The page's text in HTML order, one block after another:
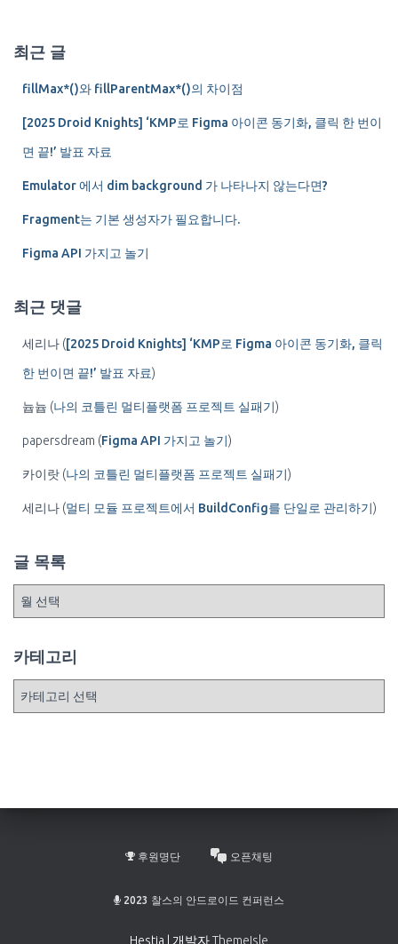
이
션
최근 글
fillMax*()와 fillParentMax*()의 차이점
[2025 Droid Knights] ‘KMP로 Figma 아이콘 동기화, 클릭 한 번이
면 끝!’ 발표 자료
Emulator 에서 dim background 가 나타나지 않는다면?
Fragment는 기본 생성자가 필요합니다.
Figma API 가지고 놀기
최근 댓글
세리나 ([2025 Droid Knights] ‘KMP로 Figma 아이콘 동기화, 클릭
한 번이면 끝!’ 발표 자료)
늅늅 (나의 코틀린 멀티플랫폼 프로젝트 실패기)
papersdream (Figma API 가지고 놀기)
카이랏 (나의 코틀린 멀티플랫폼 프로젝트 실패기)
세리나 (멀티 모듈 프로젝트에서 BuildConfig를 단일로 관리하기)
글 목록
카테고리
후원명단 오픈채팅
2023 찰스의 안드로이드 컨퍼런스
Hestia | 개발자ThemeIsle